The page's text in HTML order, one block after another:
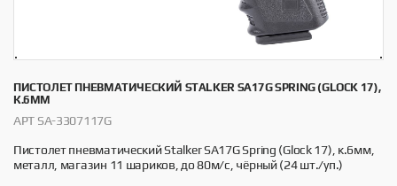
ПИСТОЛЕТ ПНЕВМАТИЧЕСКИЙ STALKER SA17G SPRING (GLOCK 17),
К.6ММ
АРТ SA-3307117G
Пистолет пневматический Stalker SA17G Spring (Glock 17), к.6мм,
металл, магазин 11 шариков, до 80м/с, чёрный (24 шт./уп.)